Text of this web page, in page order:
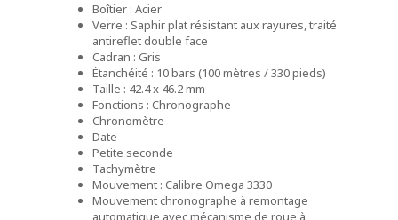
Boîtier : Acier
Verre : Saphir plat résistant aux rayures, traité
antireflet double face
Cadran : Gris
Étanchéité : 10 bars (100 mètres / 330 pieds)
Taille : 42.4 x 46.2 mm
Fonctions : Chronographe
Chronomètre
Date
Petite seconde
Tachymètre
Mouvement : Calibre Omega 3330
Mouvement chronographe à remontage
automatique avec mécanisme de roue à